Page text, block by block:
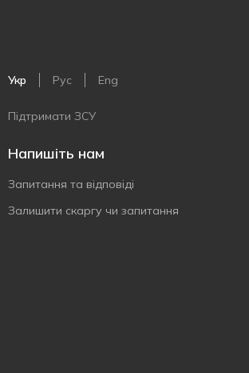
Укр Рус Eng
Підтримати ЗСУ
Напишіть нам
Запитання та відповіді
Залишити скаргу чи запитання